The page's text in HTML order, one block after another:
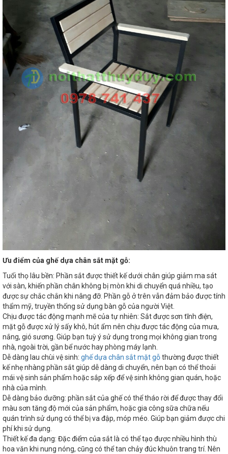
Ưu điểm của ghế dựa chân sắt mặt gỗ:
Tuổi thọ lâu bền: Phần sắt được thiết kế dưới chân giúp giảm ma sát
với sàn, khiến phần chân không bị mòn khi di chuyển quá nhiều, tạo
được sự chắc chắn khi nâng đỡ. Phần gỗ ở trên vẫn đảm bảo được tính
thẩm mỹ, truyền thống sử dụng bàn gỗ của người Việt.
Chịu được tác động mạnh mẽ của tự nhiên: Sắt được sơn tĩnh điện,
mặt gỗ được xử lý sấy khô, hút ẩm nên chịu được tác động của mưa,
nắng, gió sương. Giúp bạn tuỳ ý sử dụng trong mọi không gian trong
nhà, ngoài trời, gần bể nước hay phòng máy lạnh.
Dễ dàng lau chùi vệ sinh: ghế dựa chân sắt mặt gỗthường được thiết
kế nhẹ nhàng phần sắt giúp dễ dàng di chuyển, nên bạn có thể thoải
mái vệ sinh sản phẩm hoặc sắp xếp để vệ sinh không gian quán, hoặc
nhà của mình.
Dễ dàng bảo dưỡng: phần sắt của ghế có thể tháo rời để được thay đổi
màu sơn tăng độ mới của sản phẩm, hoặc gia công sữa chữa nếu
quán trình sử dụng có thể bị va đập, móp méo. Giúp bạn giảm được chi
phí khi sử dụng.
Thiết kế đa dạng: Đặc điểm của sắt là có thể tạo được nhiều hình thù
hoa văn khi nung nóng, cũng có thể tan chảy đúc khuôn trang trí. Nên